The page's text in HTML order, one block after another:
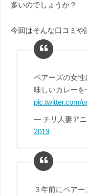
多いのでしょうか？
今回はそんな口コミや
ペアーズの女
味しいカレーを
pic.twitter.com/
— チリ人妻ア
2019
３年前にペア